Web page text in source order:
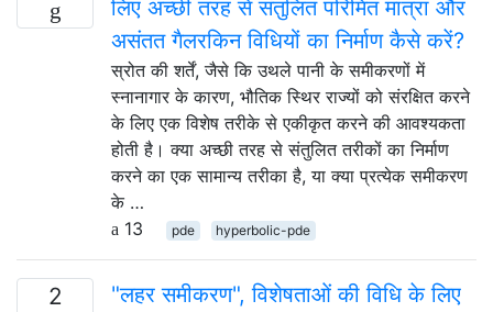
लिए अच्छी तरह से संतुलित परिमित मात्रा और
असंतत गैलरकिन विधियों का निर्माण कैसे करें?
स्रोत की शर्तें, जैसे कि उथले पानी के समीकरणों में
स्नानागार के कारण, भौतिक स्थिर राज्यों को संरक्षित करने
के लिए एक विशेष तरीके से एकीकृत करने की आवश्यकता
होती है। क्या अच्छी तरह से संतुलित तरीकों का निर्माण
करने का एक सामान्य तरीका है, या क्या प्रत्येक समीकरण
के …
13
pde hyperbolic-pde
2
"लहर समीकरण", विशेषताओं की विधि के लिए